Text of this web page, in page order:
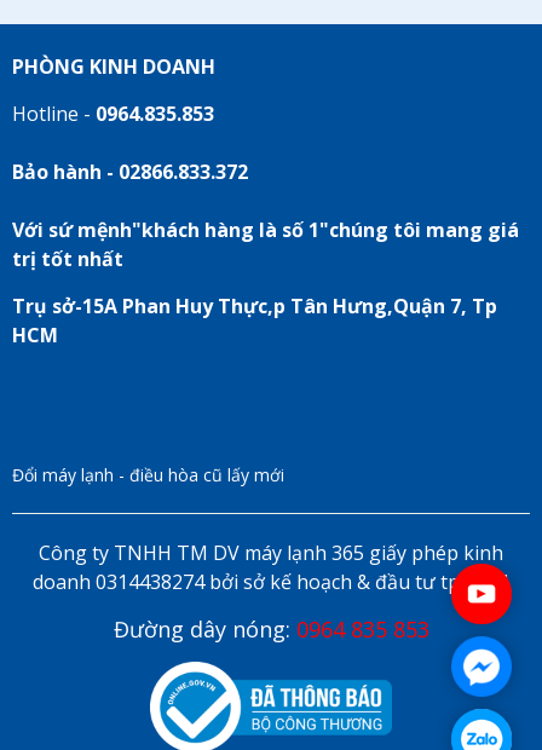
PHÒNG KINH DOANH
Hotline - 0964.835.853
Bảo hành - 02866.833.372
Với sứ mệnh"khách hàng là số 1"chúng tôi mang giá
trị tốt nhất
Trụ sở-15A Phan Huy Thực,p Tân Hưng,Quận 7, Tp
HCM
Đổi máy lạnh - điều hòa cũ lấy mới
Công ty TNHH TM DV máy lạnh 365 giấy phép kinh
doanh 0314438274 bởi sở kế hoạch & đầu tư tp HCM
Đường dây nóng: 0964 835 853